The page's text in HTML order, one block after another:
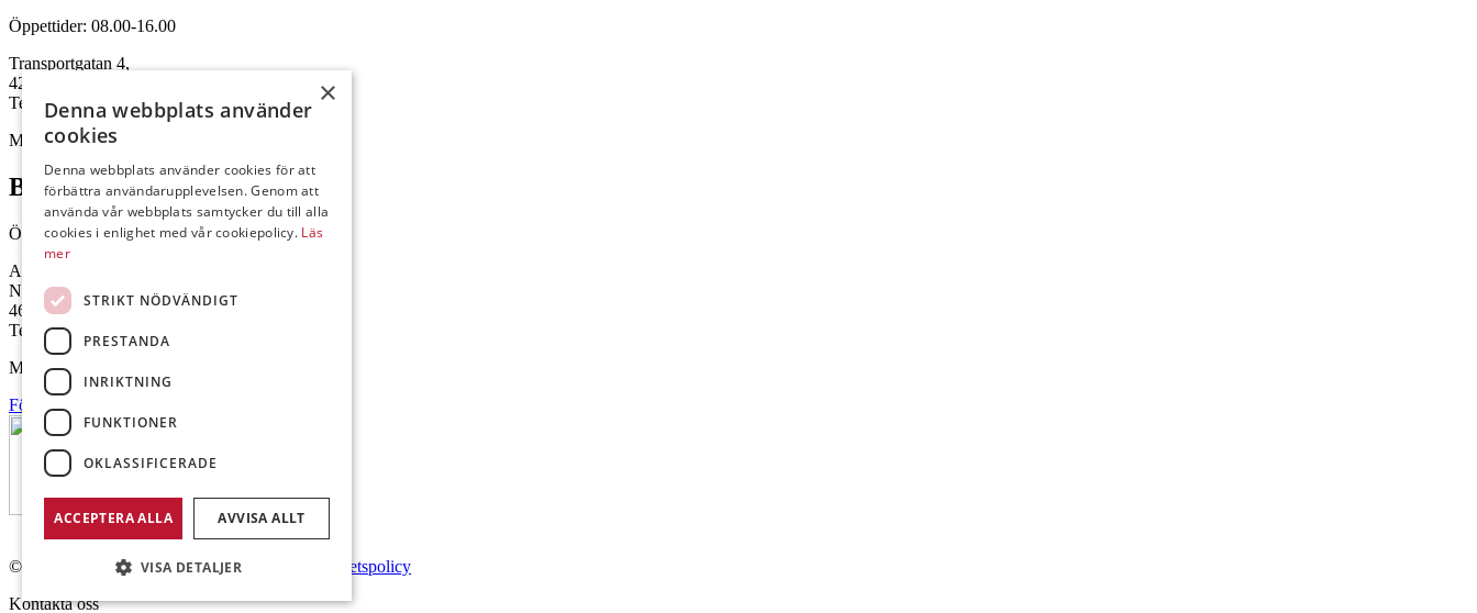
Öppettider: 08.00-16.00
Transportgatan 4,
422 46 Hisings Backa
Telefon: 0708-115352
Mejl: Se flik längst ner till höger.
Brålanda
Öppettider: 07:00-16:00
Andrésen Maskin i Brålanda AB
Nuntorp 301
464 64 Brålanda
Telefon: 0521-57 57 30
Mejl: Se flik längst ner till höger.
Följ oss på Facebook
© Copyright 2026 Andrésen Maskin AB.
Integritetspolicy
Kontakta oss
×
Denna webbplats använder
cookies
Denna webbplats använder cookies för att
förbättra användarupplevelsen. Genom att
använda vår webbplats samtycker du till alla
cookies i enlighet med vår cookiepolicy. Läs
mer
STRIKT NÖDVÄNDIGT
PRESTANDA
INRIKTNING
FUNKTIONER
OKLASSIFICERADE
ACCEPTERA ALLA AVVISA ALLT
VISA DETALJER